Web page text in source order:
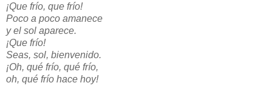
¡Que frío, que frío!
Poco a poco amanece
y el sol aparece.
¡Que frío!
Seas, sol, bienvenido.
¡Oh, qué frío, qué frío,
oh, qué frío hace hoy!